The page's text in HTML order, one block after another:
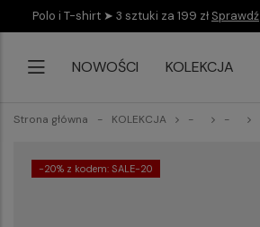
Polo i T-shirt ➤ 3 sztuki za 199 zł Sprawdź
NOWOŚCI KOLEKCJA
Strona główna KOLEKCJA
-20% z kodem: SALE-20